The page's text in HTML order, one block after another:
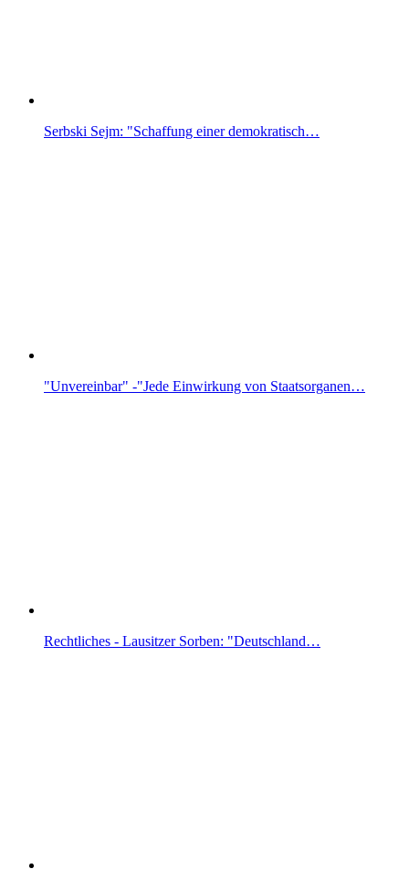
Serbski Sejm: "Schaffung einer demokratisch…
"Unvereinbar" -"Jede Einwirkung von Staatsorganen…
Rechtliches - Lausitzer Sorben: "Deutschland…